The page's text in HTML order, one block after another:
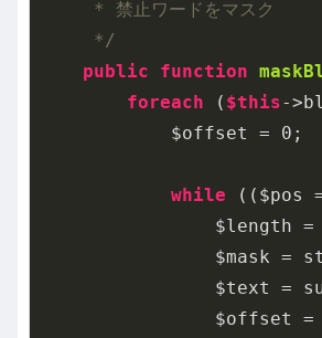
     * 禁止ワードをマスク
     */
public
function
foreach ( $this-
            $offset =
0 ;
while (($pos
$length =
$mask =
$text =
$offset =